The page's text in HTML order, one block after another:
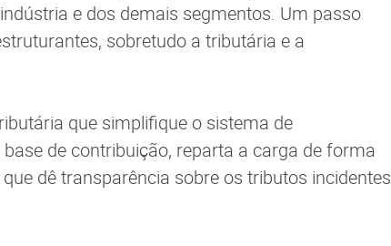
e dos demais segmentos. Um passo
sobretudo a tributária e a
que simplifique o sistema de
de contribuição, reparta a carga de forma
dê transparência sobre os tributos incidentes